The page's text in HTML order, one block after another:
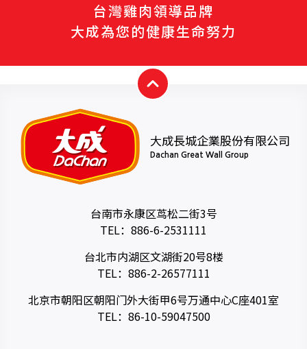
台灣雞肉領導品牌
大成為您的健康生命努力
大成長城企業股份有限公司
Dachan Great Wall Group
台南市永康区茑松二街3号
TEL： 886-6-2531111
台北市内湖区文湖街20号8楼
TEL： 886-2-26577111
北京市朝阳区朝阳门外大街甲6号万通中心C座401室
TEL： 86-10-59047500